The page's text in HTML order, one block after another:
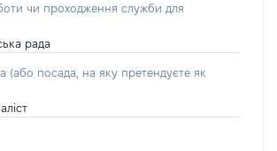
чи проходження служби для
рада
(або посада, на яку претендуєте як